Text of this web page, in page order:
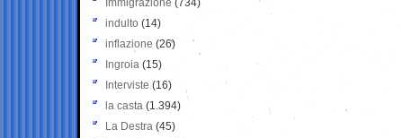
Immigrazione (734)
indulto (14)
inflazione (26)
Ingroia (15)
Interviste (16)
la casta (1.394)
La Destra (45)